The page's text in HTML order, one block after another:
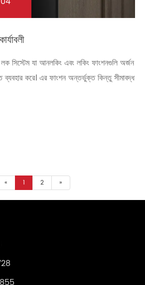
সিস্টেম যা আনলকিং এবং লকিং ফাংশনগুলি অর্জন
করে। এর ফাংশন অন্তর্ভুক্ত কিন্তু সীমাবদ্ধ
« 1 2 »